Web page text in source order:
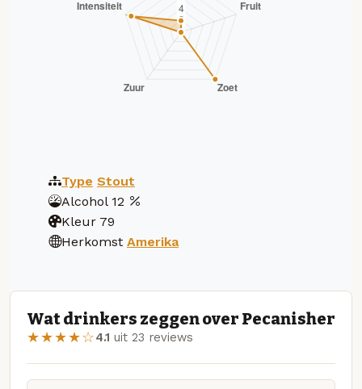
Type Stout
Alcohol 12
Kleur 79
Herkomst Amerika
Wat drinkers zeggen over Pecanisher
★★★★☆4.1 uit 23 reviews